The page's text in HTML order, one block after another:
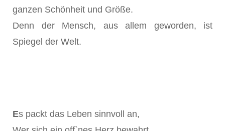
ganzen Schönheit und Größe.
Denn der Mensch, aus allem geworden, ist
Spiegel der Welt.
Es packt das Leben sinnvoll an,